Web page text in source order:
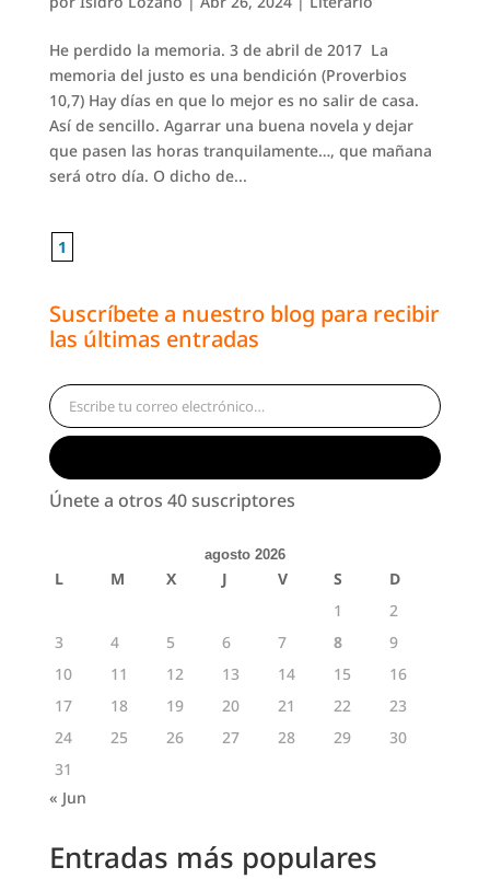
He perdido la memoria. 3 de abril de 2017 La
memoria del justo es una bendición (Proverbios
10,7) Hay días en que lo mejor es no salir de casa.
Así de sencillo. Agarrar una buena novela y dejar
que pasen las horas tranquilamente…, que mañana
será otro día. O dicho de...
1
Suscríbete a nuestro blog para recibir
las últimas entradas
Escribe tu correo electrónico…
Únete a otros 40 suscriptores
agosto 2026
L M X J V S
D
1
2
3
4 5 6 7 8
9
10
11 12 13 14 15
16
17
18 19 20 21 22
23
24
25 26 27 28 29
30
31
« Jun
Entradas más populares